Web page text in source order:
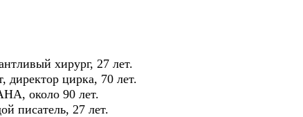
хирург, 27 лет.
цирка, 70 лет.
около 90 лет.
писатель, 27 лет.